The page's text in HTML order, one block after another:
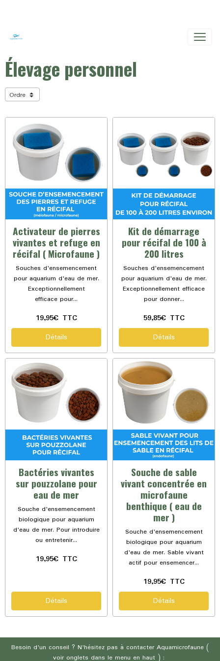
Élevage personnel
Activateur de pierres
vivantes et refuge en
récifal ( Microfaune )
Souches d'ensemencement
pour aquarium d'eau de mer.
Exceptionnellement
efficace pour...
19,95€ TTC
Détails
Kit de démarrage
pour récifal de 100 à
200 litres
Souches d'ensemencement
pour aquarium d'eau de mer.
Exceptionnellement efficace
pour donner...
59,85€ TTC
Détails
Bactéries vivantes
sur pouzzolane pour
eau de mer
Souche d'ensemencement
biologique pour aquarium
d'eau de mer. Pour introduire
ou entretenir...
19,95€ TTC
Détails
Souche de sable
vivant concentrée en
microfaune
benthique ( eau de
mer )
Souche d'ensemencement
biologique pour aquarium
d'eau de mer. Sable vivant
actif pour ensemencer...
19,95€ TTC
Détails
Besoin d'un conseil ? N'hésitez pas à contacter Aquamicrofaune (
voir onglets dans le menu en haut ) :